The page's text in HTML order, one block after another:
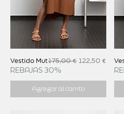
Vestido MutPrecio
175,00 € Precio de
122,50 €
REBAJAS 30%
Agregar al carrito